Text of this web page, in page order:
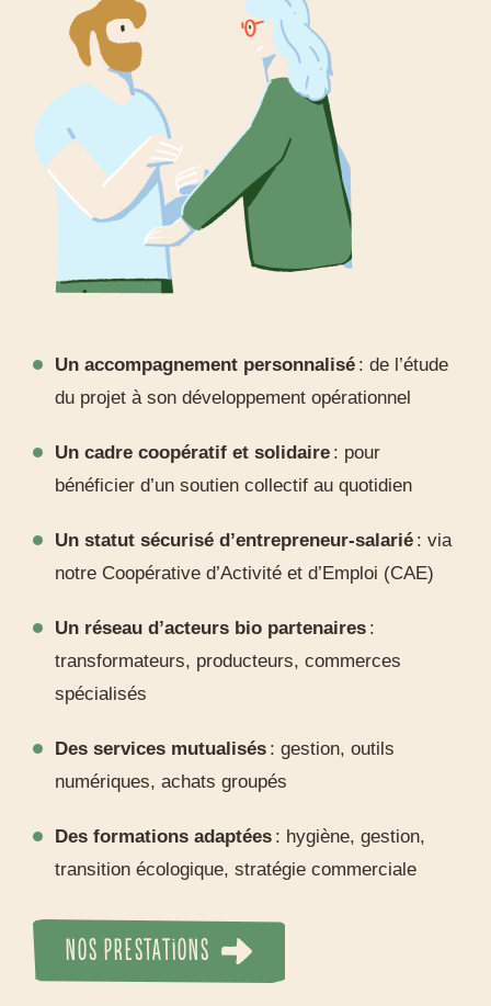
Un accompagnement personnalisé : de l’étude
du projet à son développement opérationnel
Un cadre coopératif et solidaire : pour
bénéficier d’un soutien collectif au quotidien
Un statut sécurisé d’entrepreneur-salarié : via
notre Coopérative d’Activité et d’Emploi (CAE)
Un réseau d’acteurs bio partenaires :
transformateurs, producteurs, commerces
spécialisés
Des services mutualisés : gestion, outils
numériques, achats groupés
Des formations adaptées : hygiène, gestion,
transition écologique, stratégie commerciale
NOS PRESTATIONS